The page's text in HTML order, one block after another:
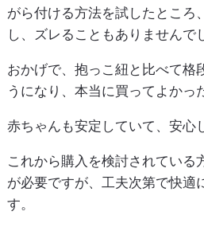
がら付ける方法を試したところ
し、ズレることもありませんで
おかげで、抱っこ紐と比べて格
うになり、本当に買ってよかっ
赤ちゃんも安定していて、安心
これから購入を検討されている
が必要ですが、工夫次第で快適
す。